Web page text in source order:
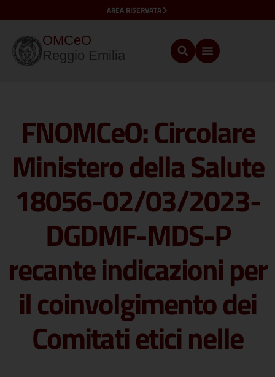
AREA RISERVATA
OMCeO
Reggio Emilia
FNOMCeO: Circolare
Ministero della Salute
18056-02/03/2023-
DGDMF-MDS-P
recante indicazioni per
il coinvolgimento dei
Comitati etici nelle